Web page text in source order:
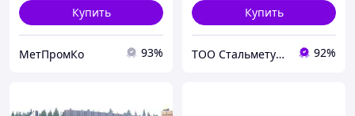
Купить
МетПромКо 93%
Купить
ТОО Стальметурал 92%